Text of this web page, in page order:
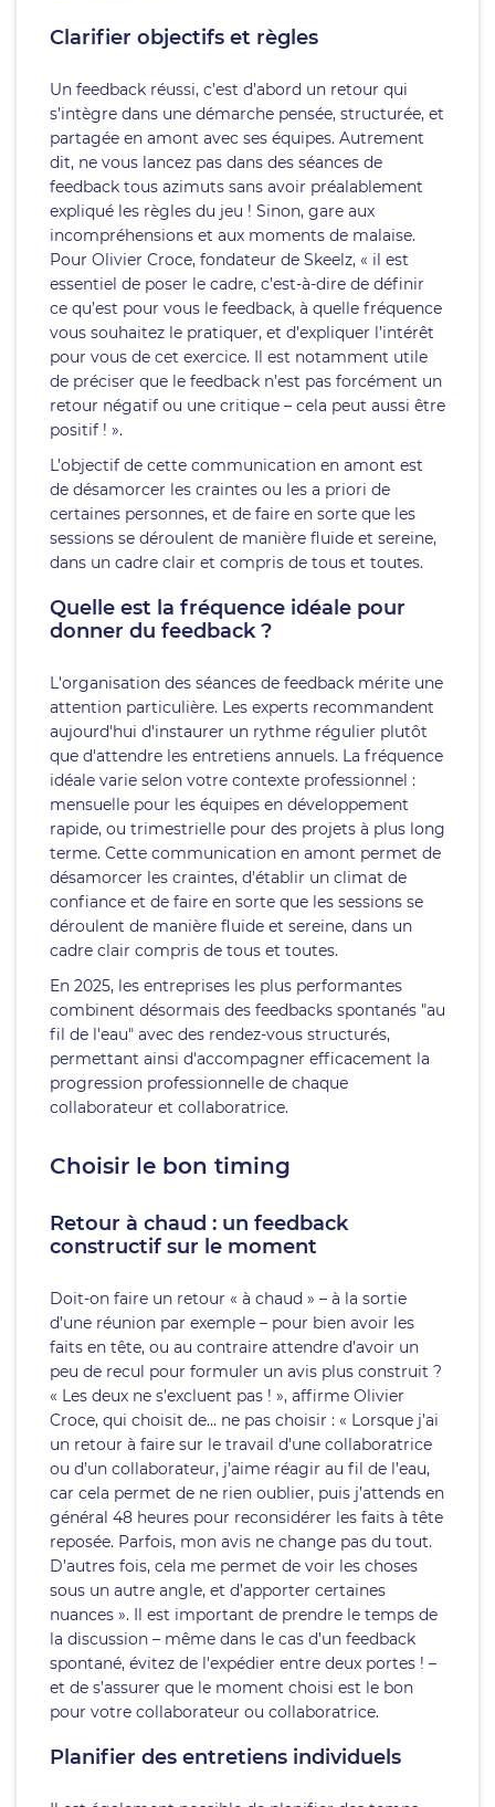
Clarifier objectifs et règles
Un feedback réussi, c’est d’abord un retour qui
s’intègre dans une démarche pensée, structurée, et
partagée en amont avec ses équipes. Autrement
dit, ne vous lancez pas dans des séances de
feedback tous azimuts sans avoir préalablement
expliqué les règles du jeu ! Sinon, gare aux
incompréhensions et aux moments de malaise.
Pour Olivier Croce, fondateur de Skeelz, « il est
essentiel de poser le cadre, c’est-à-dire de définir
ce qu’est pour vous le feedback, à quelle fréquence
vous souhaitez le pratiquer, et d’expliquer l’intérêt
pour vous de cet exercice. Il est notamment utile
de préciser que le feedback n’est pas forcément un
retour négatif ou une critique – cela peut aussi être
positif ! ».
L’objectif de cette communication en amont est
de désamorcer les craintes ou les a priori de
certaines personnes, et de faire en sorte que les
sessions se déroulent de manière fluide et sereine,
dans un cadre clair et compris de tous et toutes.
Quelle est la fréquence idéale pour
donner du feedback ?
L'organisation des séances de feedback mérite une
attention particulière. Les experts recommandent
aujourd'hui d'instaurer un rythme régulier plutôt
que d'attendre les entretiens annuels. La fréquence
idéale varie selon votre contexte professionnel :
mensuelle pour les équipes en développement
rapide, ou trimestrielle pour des projets à plus long
terme. Cette communication en amont permet de
désamorcer les craintes, d'établir un climat de
confiance et de faire en sorte que les sessions se
déroulent de manière fluide et sereine, dans un
cadre clair compris de tous et toutes.
En 2025, les entreprises les plus performantes
combinent désormais des feedbacks spontanés "au
fil de l'eau" avec des rendez-vous structurés,
permettant ainsi d'accompagner efficacement la
progression professionnelle de chaque
collaborateur et collaboratrice.
Choisir le bon timing
Retour à chaud : un feedback
constructif sur le moment
Doit-on faire un retour « à chaud » – à la sortie
d’une réunion par exemple – pour bien avoir les
faits en tête, ou au contraire attendre d’avoir un
peu de recul pour formuler un avis plus construit ?
« Les deux ne s’excluent pas ! », affirme Olivier
Croce, qui choisit de… ne pas choisir : « Lorsque j’ai
un retour à faire sur le travail d’une collaboratrice
ou d’un collaborateur, j’aime réagir au fil de l’eau,
car cela permet de ne rien oublier, puis j’attends en
général 48 heures pour reconsidérer les faits à tête
reposée. Parfois, mon avis ne change pas du tout.
D’autres fois, cela me permet de voir les choses
sous un autre angle, et d’apporter certaines
nuances ». Il est important de prendre le temps de
la discussion – même dans le cas d’un feedback
spontané, évitez de l'expédier entre deux portes ! –
et de s’assurer que le moment choisi est le bon
pour votre collaborateur ou collaboratrice.
Planifier des entretiens individuels